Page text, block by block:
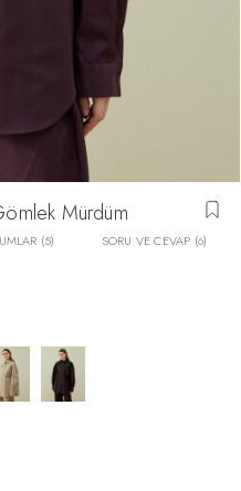
Mürdüm
(5) SORU VE CEVAP (6)